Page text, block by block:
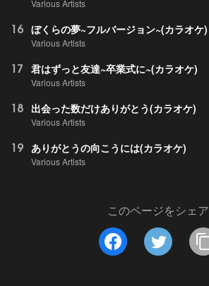
Various Artists
16 ぼくらの夢~フルバージョン~(カラオケ)
Various Artists
17 君はずっと友達~卒業式に~(カラオケ)
Various Artists
18 出会った数だけありがとう(カラオケ)
Various Artists
19 ありがとうの向こうには(カラオケ)
Various Artists
このページをシェア